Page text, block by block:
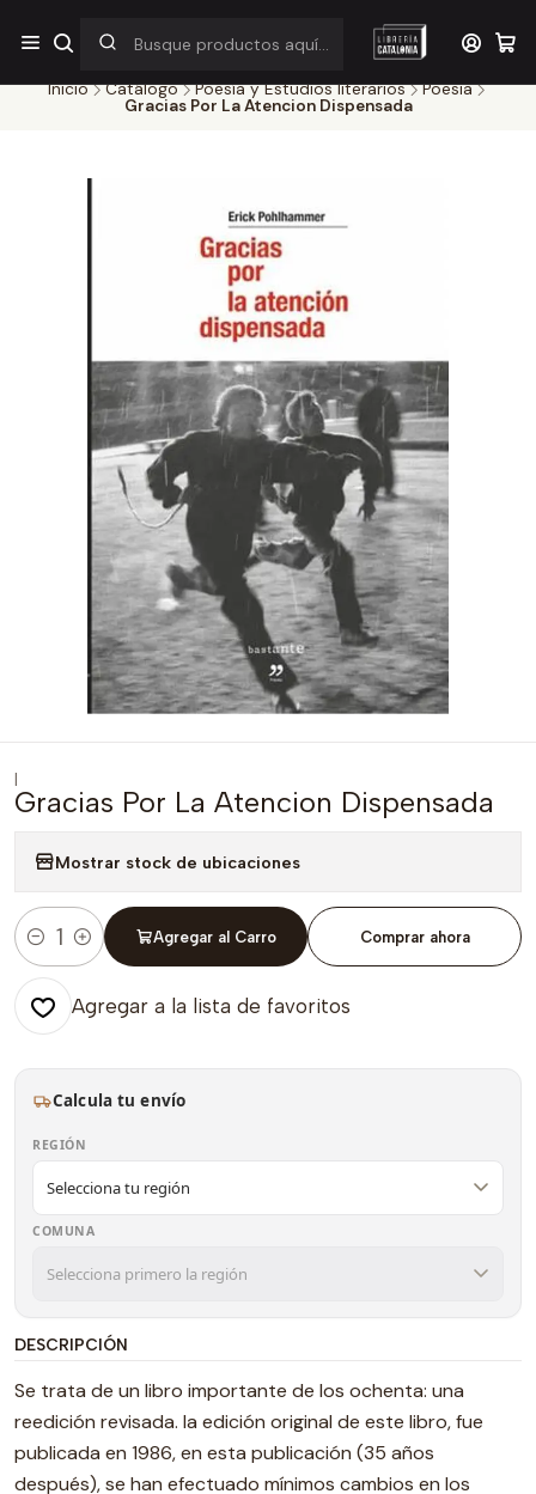
¡Por pocos días! Despacho a $1.000 en RM por compras sobre
$38.000
Inicio Catálogo Poesía y Estudios literarios
Poesia
Gracias Por La Atencion Dispensada
|
Gracias Por La Atencion Dispensada
Mostrar stock de ubicaciones
Cantidad
Agregar al Carro Comprar ahora
Agregar a la lista de favoritos
Calcula tu envío
REGIÓN
COMUNA
DESCRIPCIÓN
Se trata de un libro importante de los ochenta: una
reedición revisada. la edición original de este libro, fue
publicada en 1986, en esta publicación (35 años
después), se han efectuado mínimos cambios en los